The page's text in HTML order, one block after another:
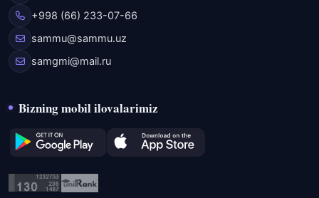
+998 (66) 233-07-66
sammu@sammu.uz
samgmi@mail.ru
Bizning mobil ilovalarimiz